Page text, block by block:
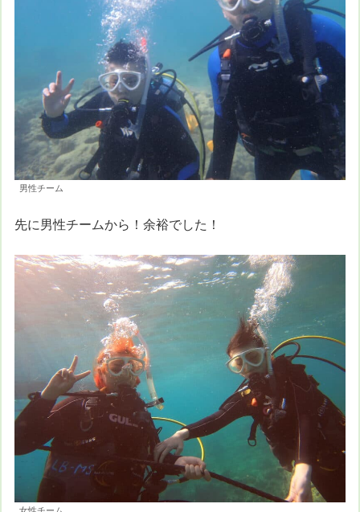
男性チーム
先に男性チームから！余裕でした！